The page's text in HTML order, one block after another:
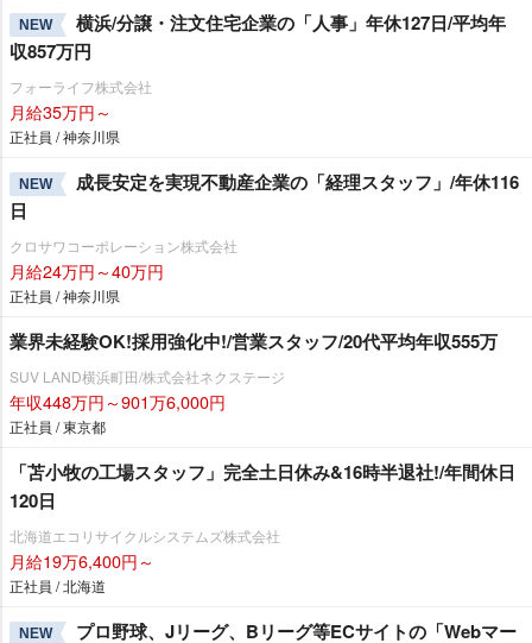
NEW
横浜/分譲・注文住宅企業の「人事」年休127日/平均年
収857万円
フォーライフ株式会社
月給35万円～
正社員 / 神奈川県
NEW
成長安定を実現不動産企業の「経理スタッフ」/年休116
日
クロサワコーポレーション株式会社
月給24万円～40万円
正社員 / 神奈川県
業界未経験OK!採用強化中!/営業スタッフ/20代平均年収555万
SUV LAND横浜町田/株式会社ネクステージ
年収448万円～901万6,000円
正社員 / 東京都
「苫小牧の工場スタッフ」完全土日休み&16時半退社!/年間休日
120日
北海道エコリサイクルシステムズ株式会社
月給19万6,400円～
正社員 / 北海道
NEW
プロ野球、Jリーグ、Bリーグ等ECサイトの「Webマー